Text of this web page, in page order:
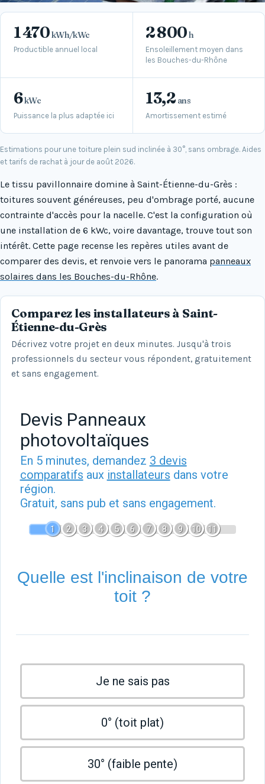
Productible annuel local
1 470kWh/kWc
Ensoleillement moyen dans
les Bouches-du-Rhône
2 800h
Puissance la plus adaptée ici
6kWc
Amortissement estimé
13,2 ans
Estimations pour une toiture plein sud inclinée à 30°, sans ombrage. Aides
et tarifs de rachat à jour de août 2026.
Le tissu pavillonnaire domine à Saint-Étienne-du-Grès :
toitures souvent généreuses, peu d'ombrage porté, aucune
contrainte d'accès pour la nacelle. C'est la configuration où
une installation de 6 kWc, voire davantage, trouve tout son
intérêt. Cette page recense les repères utiles avant de
comparer des devis, et renvoie vers le panorama panneaux
solaires dans les Bouches-du-Rhône.
Comparez les installateurs à Saint-
Étienne-du-Grès
Décrivez votre projet en deux minutes. Jusqu'à trois
professionnels du secteur vous répondent, gratuitement
et sans engagement.
Devis Panneaux
photovoltaïques
En 5 minutes, demandez 3 devis
comparatifs aux installateurs dans votre
région.
Gratuit, sans pub et sans engagement.
1 2 3 4 5 6 7 8 9 10 11
Quelle est l'inclinaison de votre
toit ?
Je ne sais pas
0° (toit plat)
30° (faible pente)